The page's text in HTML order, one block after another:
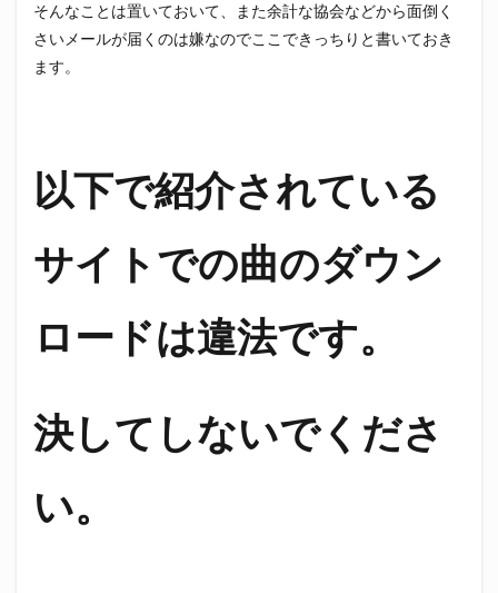
そんなことは置いておいて、また余計な協会などから面倒く
さいメールが届くのは嫌なのでここできっちりと書いておき
ます。
以下で紹介されている
サイトでの曲のダウン
ロードは違法です。
決してしないでくださ
い。